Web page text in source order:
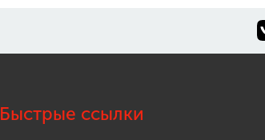
Быстрые ссылки